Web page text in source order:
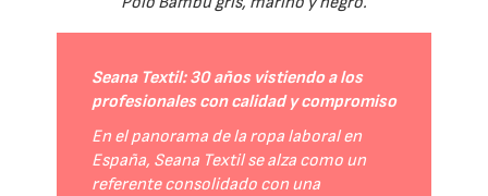
Seana Textil: 30 años vistiendo a los
profesionales con calidad y compromiso
En el panorama de la ropa laboral en
España, Seana Textil se alza como un
referente consolidado con una